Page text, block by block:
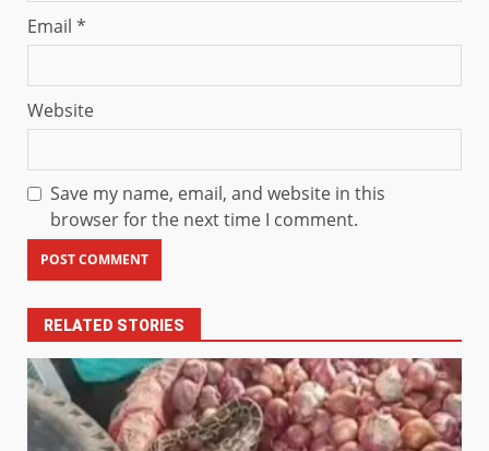
Email *
Website
Save my name, email, and website in this
browser for the next time I comment.
RELATED STORIES